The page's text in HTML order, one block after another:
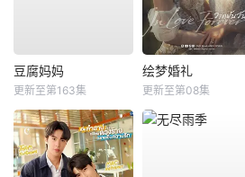
豆腐妈妈
更新至第163集
绘梦婚礼
更新至第08集